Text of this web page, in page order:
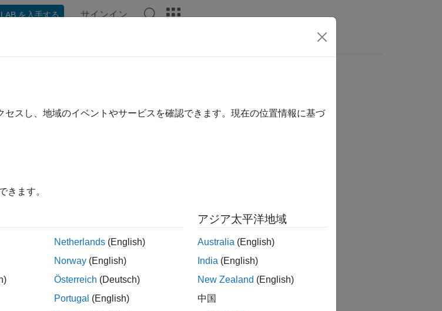
を入手する サインイン
スし、地域のイベントやサービスを確認できます。現在の位置情報に基づ
きます。
Netherlands (English)
Norway (English)
Österreich (Deutsch)
Portugal (English)
アジア太平洋地域
Australia (English)
India (English)
New Zealand (English)
中国